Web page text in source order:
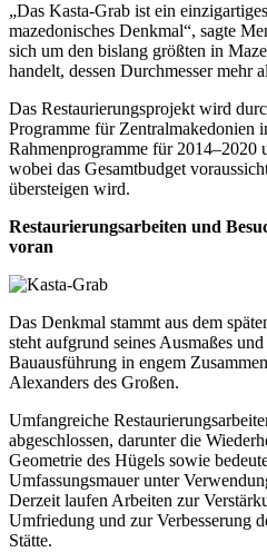
„Das Kasta-Grab ist ein
mazedonisches Denkmal“, sagte
sich um den bislang größten in
handelt, dessen Durchmesser mehr
Das Restaurierungsprojekt wird
Programme für Zentralmakedonien
Rahmenprogramme für 2014–2020
wobei das Gesamtbudget
übersteigen wird.
Restaurierungsarbeiten und
voran
Das Denkmal stammt aus dem
steht aufgrund seines Ausmaßes
Bauausführung in engem
Alexanders des Großen.
Umfangreiche
abgeschlossen, darunter die
Geometrie des Hügels sowie
Umfassungsmauer unter
Derzeit laufen Arbeiten zur
Umfriedung und zur Verbesserung
Stätte.